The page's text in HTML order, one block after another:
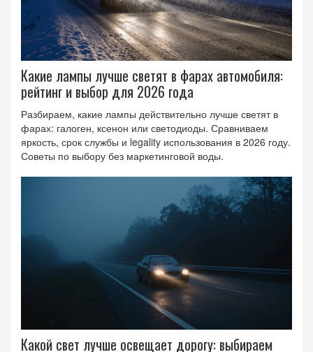
Какие лампы лучше светят в фарах автомобиля:
рейтинг и выбор для 2026 года
Разбираем, какие лампы действительно лучше светят в
фарах: галоген, ксенон или светодиоды. Сравниваем
яркость, срок службы и legality использования в 2026 году.
Советы по выбору без маркетинговой воды.
Какой свет лучше освещает дорогу: выбираем